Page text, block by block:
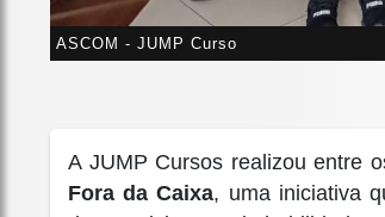
ASCOM - JUMP Curso
A JUMP Cursos realizou entre
Fora da Caixa, uma iniciativa